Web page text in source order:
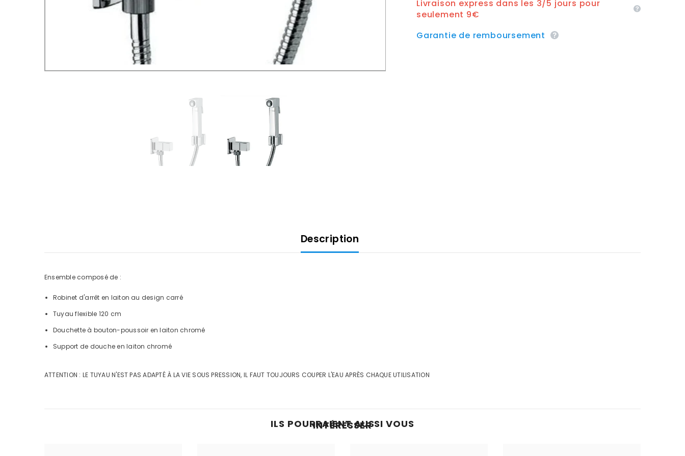
Livraison express dans les 3/5 jours pour
seulement 9€
Garantie de remboursement
Description
Ensemble composé de :
Robinet d'arrêt en laiton au design carré
Tuyau flexible 120 cm
Douchette à bouton-poussoir en laiton chromé
Support de douche en laiton chromé
ATTENTION : LE TUYAU N'EST PAS ADAPTÉ À LA VIE SOUS PRESSION, IL FAUT TOUJOURS COUPER L'EAU APRÈS CHAQUE UTILISATION
ILS POURRAIENT AUSSI VOUS
INTÉRESSER